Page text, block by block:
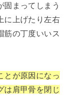
固まってしまう
に上げたり左右
筋の丁度いいス
とが原因になっ
は肩甲骨を閉じ